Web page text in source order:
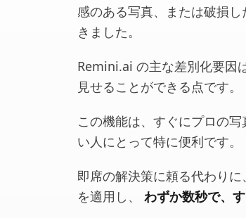
感のある写真、または破損
きました。
Remini.ai の主な差別化要因
見せることができる点です。
この機能は、すぐにプロの
い人にとって特に便利です。
即席の解決策に頼る代わり
を適用し、 わずか数秒で、